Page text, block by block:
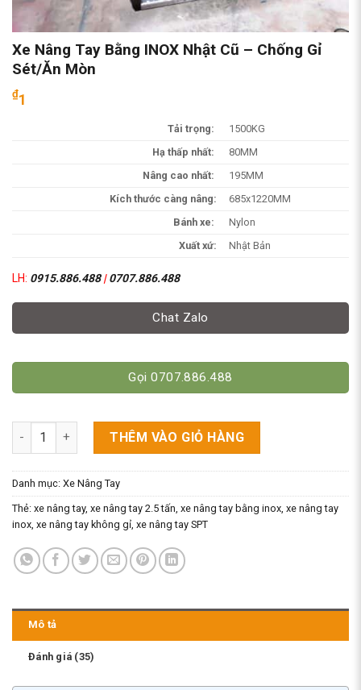
Xe Nâng Tay Bằng INOX Nhật Cũ – Chống Gỉ
Sét/Ăn Mòn
₫1
Tải trọng:
1500KG
Hạ thấp nhất:
80MM
Nâng cao nhất:
195MM
Kích thước càng nâng:
685x1220MM
Bánh xe:
Nylon
Xuất xứ:
Nhật Bản
LH: 0915.886.488|0707.886.488
Chat Zalo
Gọi 0707.886.488
Xe Nâng Tay Bằng INOX Nhật Cũ - Chống Gỉ Sét/Ăn Mòn số
THÊM VÀO GIỎ HÀNG
Danh mục: Xe Nâng Tay
Thẻ: xe nâng tay, xe nâng tay 2.5 tấn xe nâng tay bằng inox xe nâng tay
inox xe nâng tay không gỉ xe nâng tay SPT
Mô tả
Đánh giá (35)